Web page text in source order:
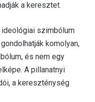
a keresztet.
ideológiai szimbólum
komolyan,
és nem egy
A pillanatnyi
a kereszténység